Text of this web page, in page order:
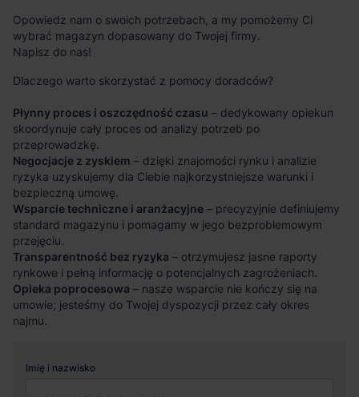
Opowiedz nam o swoich potrzebach, a my pomożemy Ci
wybrać magazyn dopasowany do Twojej firmy.
Napisz do nas!
Dlaczego warto skorzystać z pomocy doradców?
Płynny proces i oszczędność czasu – dedykowany opiekun
skoordynuje cały proces od analizy potrzeb po
przeprowadzkę.
Negocjacje z zyskiem – dzięki znajomości rynku i analizie
ryzyka uzyskujemy dla Ciebie najkorzystniejsze warunki i
bezpieczną umowę.
Wsparcie techniczne i aranżacyjne – precyzyjnie definiujemy
standard magazynu i pomagamy w jego bezproblemowym
przejęciu.
Transparentność bez ryzyka – otrzymujesz jasne raporty
rynkowe i pełną informację o potencjalnych zagrożeniach.
Opieka poprocesowa – nasze wsparcie nie kończy się na
umowie; jesteśmy do Twojej dyspozycji przez cały okres
najmu.
Imię i nazwisko